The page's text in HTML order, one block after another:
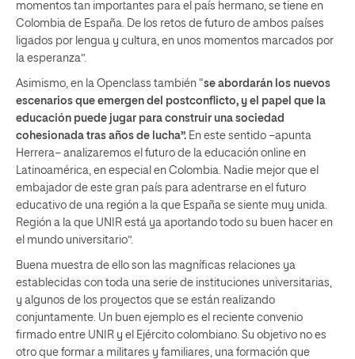
momentos tan importantes para el país hermano, se tiene en
Colombia de España. De los retos de futuro de ambos países
ligados por lengua y cultura, en unos momentos marcados por
la esperanza”.
Asimismo, en la Openclass también “se abordarán los nuevos
escenarios que emergen del postconflicto, y el papel que la
educación puede jugar para construir una sociedad
cohesionada tras años de lucha”. En este sentido −apunta
Herrera− analizaremos el futuro de la educación online en
Latinoamérica, en especial en Colombia. Nadie mejor que el
embajador de este gran país para adentrarse en el futuro
educativo de una región a la que España se siente muy unida.
Región a la que UNIR está ya aportando todo su buen hacer en
el mundo universitario”.
Buena muestra de ello son las magníficas relaciones ya
establecidas con toda una serie de instituciones universitarias,
y algunos de los proyectos que se están realizando
conjuntamente. Un buen ejemplo es el reciente convenio
firmado entre UNIR y el Ejército colombiano. Su objetivo no es
otro que formar a militares y familiares, una formación que